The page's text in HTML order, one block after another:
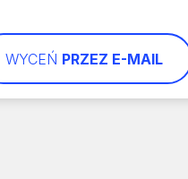
WYCEŃ PRZEZ E-MAIL